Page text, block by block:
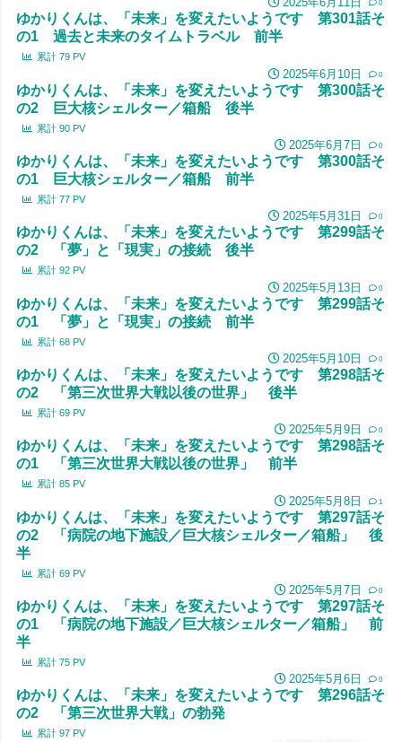
0
ゆかりくんは、「未来」を変えたいようです 第301話そ
の1 過去と未来のタイムトラベル 前半
累計 79 PV
2025年6月10日 0
ゆかりくんは、「未来」を変えたいようです 第300話そ
の2 巨大核シェルター／箱船 後半
累計 90 PV
2025年6月7日 0
ゆかりくんは、「未来」を変えたいようです 第300話そ
の1 巨大核シェルター／箱船 前半
累計 77 PV
2025年5月31日 0
ゆかりくんは、「未来」を変えたいようです 第299話そ
の2 「夢」と「現実」の接続 後半
累計 92 PV
2025年5月13日 0
ゆかりくんは、「未来」を変えたいようです 第299話そ
の1 「夢」と「現実」の接続 前半
累計 68 PV
2025年5月10日 0
ゆかりくんは、「未来」を変えたいようです 第298話そ
の2 「第三次世界大戦以後の世界」 後半
累計 69 PV
2025年5月9日 0
ゆかりくんは、「未来」を変えたいようです 第298話そ
の1 「第三次世界大戦以後の世界」 前半
累計 85 PV
2025年5月8日 1
ゆかりくんは、「未来」を変えたいようです 第297話そ
の2 「病院の地下施設／巨大核シェルター／箱船」 後
半
累計 69 PV
2025年5月7日 0
ゆかりくんは、「未来」を変えたいようです 第297話そ
の1 「病院の地下施設／巨大核シェルター／箱船」 前
半
累計 75 PV
2025年5月6日 0
ゆかりくんは、「未来」を変えたいようです 第296話そ
の2 「第三次世界大戦」の勃発
累計 97 PV